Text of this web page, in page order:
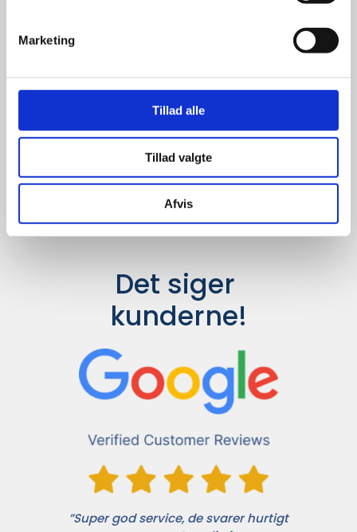
Marketing
Tillad alle
Tillad valgte
Afvis
Udvalget er langt større, så har I en
idé til et konkret produkt, eller et
helt særligt ønske, så send en
forespørgsel tilinfo@syddesign.dk,
så finder vi det helt rigtige produkt
til en konkurrence dygtig pris.
Det siger
kunderne!
”Super god service, de svarer hurtigt